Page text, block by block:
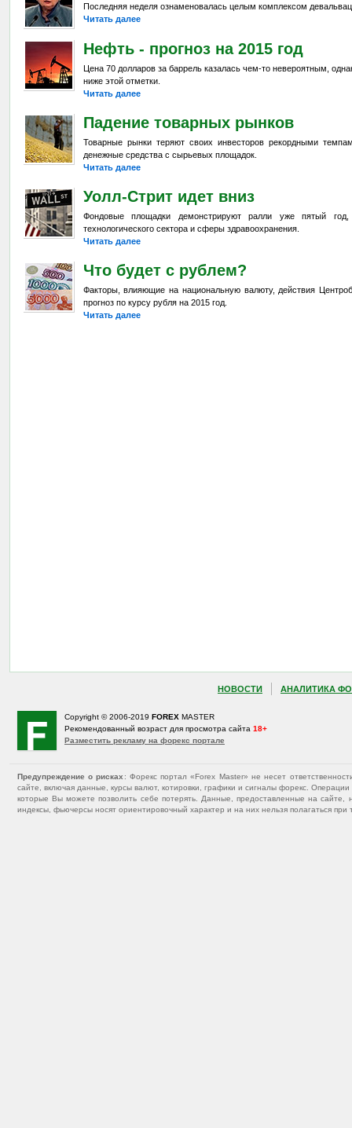
Последняя неделя ознаменовалась целым комплексом
Читать далее
Нефть - прогноз на 2015 год
Цена 70 долларов за баррель казалась чем-то невероятным,
ниже этой отметки.
Читать далее
Падение товарных рынков
Товарные рынки теряют своих инвесторов рекордными
денежные средства с сырьевых площадок.
Читать далее
Уолл-Стрит идет вниз
Фондовые площадки демонстрируют ралли уже пятый
технологического сектора и сферы здравоохранения.
Читать далее
Что будет с рублем?
Факторы, влияющие на национальную валюту, действия
прогноз по курсу рубля на 2015 год.
Читать далее
НОВОСТИ АНАЛИТИКА
Copyright © 2006-2019 FOREX MASTER
Рекомендованный возраст для просмотра сайта 18+
Разместить рекламу на форекс портале
Предупреждение о рисках : Форекс портал «Forex Master» не несет
сайте, включая данные, курсы валют, котировки, графики и сигналы форекс.
которые Вы можете позволить себе потерять. Данные, предоставленные на
индексы, фьючерсы носят ориентировочный характер и на них нельзя полагаться при